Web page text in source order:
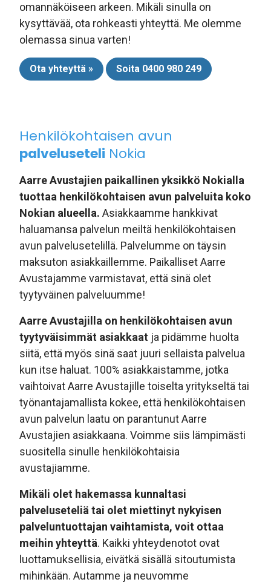
omannäköiseen arkeen. Mikäli sinulla on
kysyttävää, ota rohkeasti yhteyttä. Me olemme
olemassa sinua varten!
Ota yhteyttä » Soita 0400 980 249
Henkilökohtaisen avun
palveluseteli Nokia
Aarre Avustajien paikallinen yksikkö Nokialla
tuottaa henkilökohtaisen avun palveluita koko
Nokian alueella. Asiakkaamme hankkivat
haluamansa palvelun meiltä henkilökohtaisen
avun palvelusetelillä. Palvelumme on täysin
maksuton asiakkaillemme. Paikalliset Aarre
Avustajamme varmistavat, että sinä olet
tyytyväinen palveluumme!
Aarre Avustajilla on henkilökohtaisen avun
tyytyväisimmät asiakkaat ja pidämme huolta
siitä, että myös sinä saat juuri sellaista palvelua
kun itse haluat. 100% asiakkaistamme, jotka
vaihtoivat Aarre Avustajille toiselta yritykseltä tai
työnantajamallista kokee, että henkilökohtaisen
avun palvelun laatu on parantunut Aarre
Avustajien asiakkaana. Voimme siis lämpimästi
suositella sinulle henkilökohtaisia
avustajiamme.
Mikäli olet hakemassa kunnaltasi
palveluseteliä tai olet miettinyt nykyisen
palveluntuottajan vaihtamista, voit ottaa
meihin yhteyttä. Kaikki yhteydenotot ovat
luottamuksellisia, eivätkä sisällä sitoutumista
mihinkään. Autamme ja neuvomme